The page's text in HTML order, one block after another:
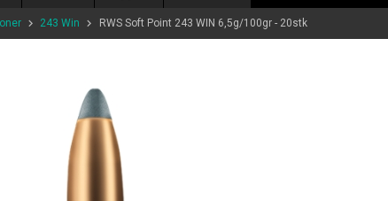
243 Win RWS Soft Point 243 WIN 6,5g/100gr - 20stk